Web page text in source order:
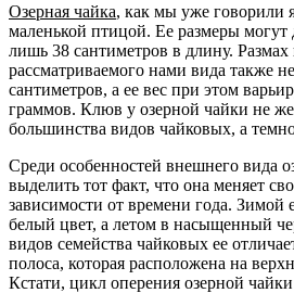
Озерная чайка, как мы уже говорили
маленькой птицой. Ее размеры могут
лишь 38 сантиметров в длину. Размах
рассматриваемого нами вида также
сантиметров, а ее вес при этом
граммов. Клюв у озерной чайки не
большинства видов чайковых, а
Среди особенностей внешнего вида
выделить тот факт, что она меняет
зависимости от времени года. Зимой
белый цвет, а летом в насыщенный
видов семейства чайковых ее
полоса, которая расположена на
Кстати, цикл оперения озерной